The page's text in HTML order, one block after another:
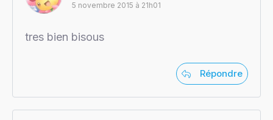
5 novembre 2015 à 21h01
tres bien bisous
Répondre